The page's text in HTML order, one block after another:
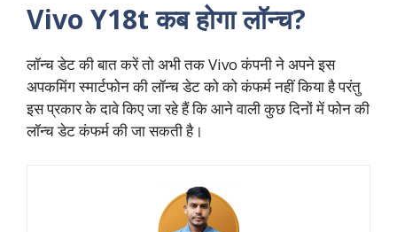
Vivo Y18t कब होगा लॉन्च?
लॉन्च डेट की बात करें तो अभी तक Vivo कंपनी ने अपने इस
अपकमिंग स्मार्टफोन की लॉन्च डेट को को कंफर्म नहीं किया है परंतु
इस प्रकार के दावे किए जा रहे हैं कि आने वाली कुछ दिनों में फोन की
लॉन्च डेट कंफर्म की जा सकती है।